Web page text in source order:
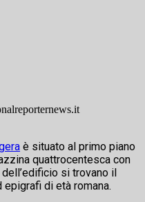
è situato al primo piano
quattrocentesca con
si trovano il
di età romana.